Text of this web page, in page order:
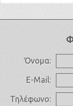
Όνομα:
E-Mail:
Τηλέφωνο: